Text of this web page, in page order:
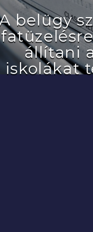
belügy
állítani
iskolákat